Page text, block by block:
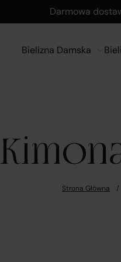
Darmowa
Bielizna Damska
Strona Główna /